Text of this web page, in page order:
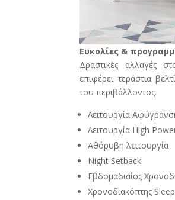
Ευκολίες &
Δραστικές αλλαγές
επιφέρει τεράστια
του περιβάλλοντος.
Λειτουργία
Λειτουργία High
Αθόρυβη λειτουργία
Night Setback
Εβδομαδιαίος
Χρονοδιακόπτης Sleep